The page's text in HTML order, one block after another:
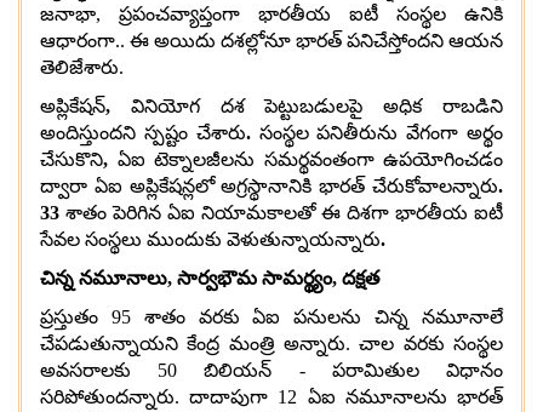
జనాభా, ప్రపంచవ్యాప్తంగా భారతీయ ఐటీ సంస్థల ఉనికి
ఆధారంగా.. ఈ అయిదు దశల్లోనూ భారత్ పనిచేస్తోందని ఆయన
తెలిజేశారు.
అప్లికేషన్, వినియోగ దశ పెట్టుబడులపై అధిక రాబడిని
అందిస్తుందని స్పష్టం చేశారు. సంస్థల పనితీరును వేగంగా అర్థం
చేసుకొని, ఏఐ టెక్నాలజీలను సమర్థవంతంగా ఉపయోగించడం
ద్వారా ఏఐ అప్లికేషన్లలో అగ్రస్థానానికి భారత్ చేరుకోవాలన్నారు.
33 శాతం పెరిగిన ఏఐ నియామకాలతో ఈ దిశగా భారతీయ ఐటీ
సేవల సంస్థలు ముందుకు వెళుతున్నాయన్నారు.
చిన్న నమూనాలు, సార్వభౌమ సామర్థ్యం, దక్షత
ప్రస్తుతం 95 శాతం వరకు ఏఐ పనులను చిన్న నమూనాలే
చేపడుతున్నాయని కేంద్ర మంత్రి అన్నారు.చాల వరకు సంస్థల
అవసరాలకు 50బిలియన్ - పరామితుల విధానం
సరిపోతుందన్నారు.దాదాపుగా 12 ఏఐ నమూనాలను భారత్